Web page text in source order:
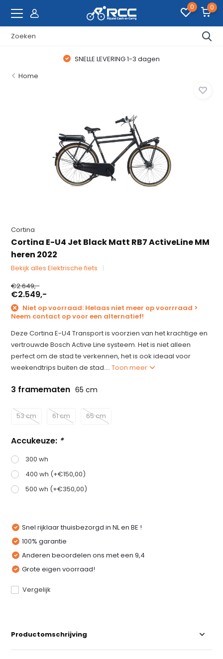
0 0
SNELLE LEVERING 1-3 dagen
Home
Cortina
Cortina E-U4 Jet Black Matt RB7 ActiveLine MM
heren 2022
Bekijk alles Elektrische fiets
€2.649,-
€2.549,-
Niet op voorraad: Helaas niet meer op voorrraad >
Neem contact op voor een alternatief!
Deze Cortina E-U4 Transport is voorzien van het krachtige en
vertrouwde Bosch Active Line systeem. Het is niet alleen
perfect om de stad te verkennen, het is ook ideaal voor
weekendtrips buiten de stad....Toon meer
3 framematen 65 cm
53 cm 61 cm 65 cm
Accukeuze: *
300 wh
400 wh (+€150,00)
500 wh (+€350,00)
Snel rijklaar thuisbezorgd in NL en BE !
100% garantie
Anderen beoordelen ons met een 9,4
Grote eigen voorraad!
Vergelijk
Productomschrijving